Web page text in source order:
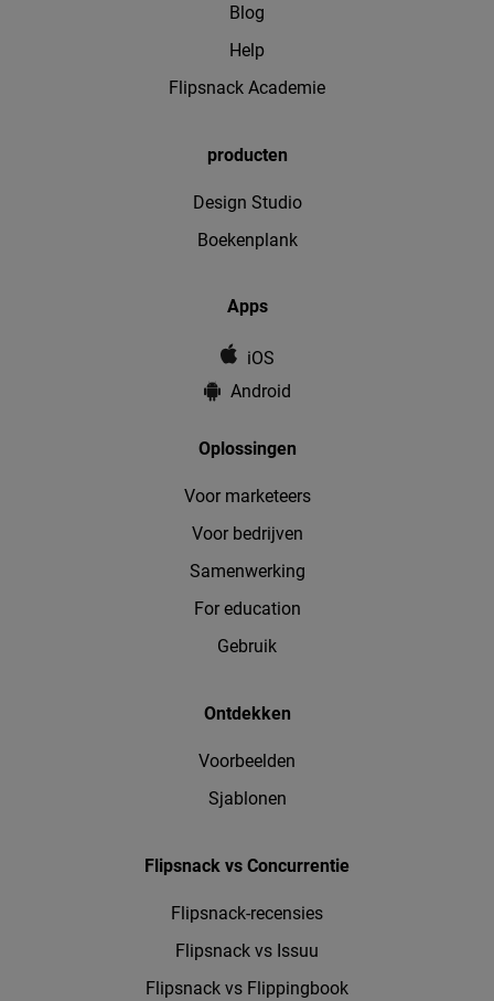
Blog
Help
Flipsnack Academie
producten
Design Studio
Boekenplank
Apps
iOS
Android
Oplossingen
Voor marketeers
Voor bedrijven
Samenwerking
For education
Gebruik
Ontdekken
Voorbeelden
Sjablonen
Flipsnack vs Concurrentie
Flipsnack-recensies
Flipsnack vs Issuu
Flipsnack vs Flippingbook